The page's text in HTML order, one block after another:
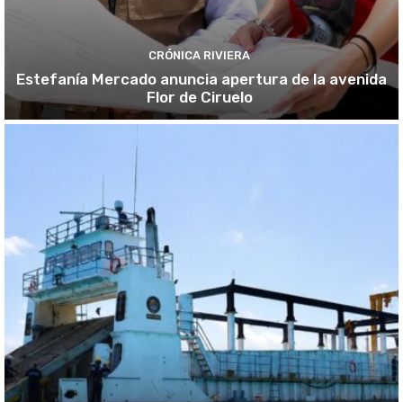
CRÓNICA RIVIERA
Estefanía Mercado anuncia apertura de la avenida
Flor de Ciruelo